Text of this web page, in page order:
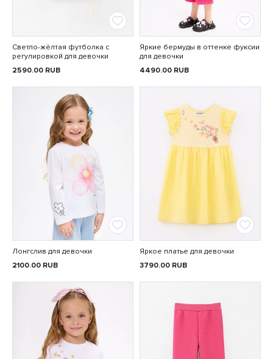
Светло-жёлтая футболка с
регулировкой для девочки
2590.00 RUB
Яркие бермуды в оттенке фуксии
для девочки
4490.00 RUB
Лонгслив для девочки
2100.00 RUB
Яркое платье для девочки
3790.00 RUB